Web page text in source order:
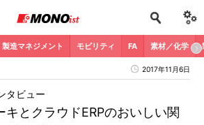
製造マネジメント モビリティ FA 素材／化学
2017年11月6日
キとクラウドERPのおいしい関
タビュー